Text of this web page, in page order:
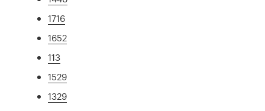
1716
1652
113
1529
1329